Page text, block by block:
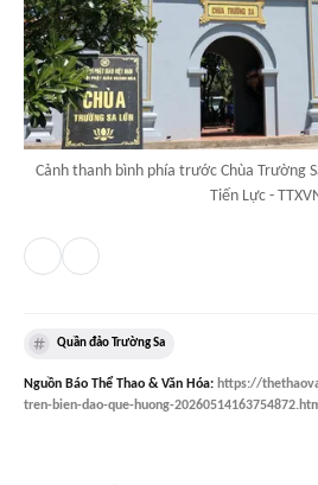
Cảnh thanh bình phía trước Chùa Trường
Tiến Lực -
Quần đảo Trường Sa
Nguồn Báo Thể Thao & Văn Hóa: https://
tren-bien-dao-que-huong-